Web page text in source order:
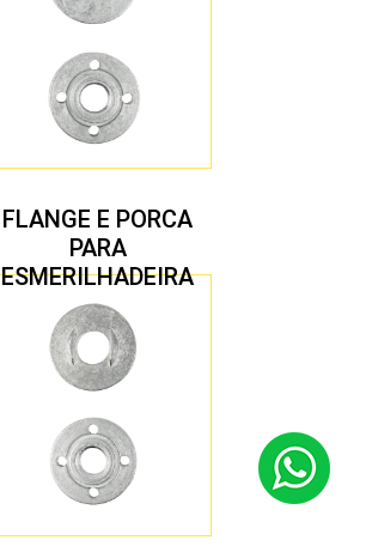
FLANGE E PORCA
PARA
ESMERILHADEIRA
4.1/2″ 22,23 MM